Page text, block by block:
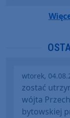
wtorek,
zostać
wójta
bytowskiej